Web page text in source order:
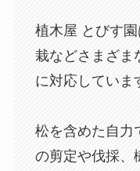
植木屋 とびす
栽などさまざま
に対応していま
松を含めた自力
の剪定や伐採、